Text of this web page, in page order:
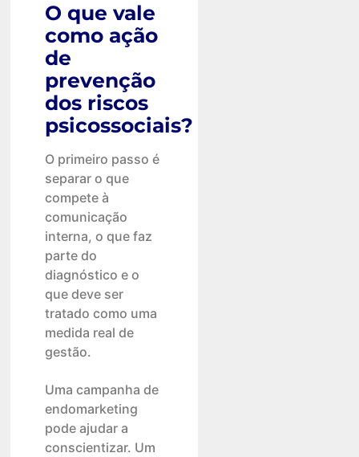
O que vale
como ação
de
prevenção
dos riscos
psicossociais?
O primeiro passo é
separar o que
compete à
comunicação
interna, o que faz
parte do
diagnóstico e o
que deve ser
tratado como uma
medida real de
gestão.
Uma campanha de
endomarketing
pode ajudar a
conscientizar. Um